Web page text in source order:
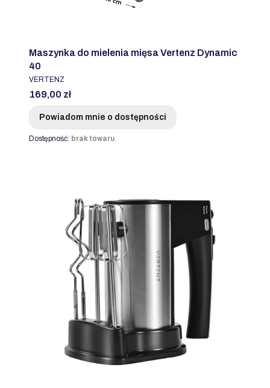
Maszynka do mielenia mięsa Vertenz Dynamic
40
PRODUCENT
VERTENZ
Cena
169,00 zł
Powiadom mnie o dostępności
Dostępność: brak towaru